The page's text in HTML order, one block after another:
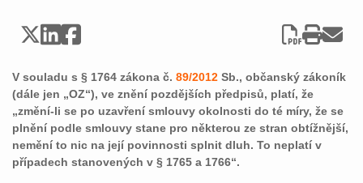
V souladu s § 1764 zákona č. 89/2012 Sb., občanský zákoník
(dále jen „OZ“), ve znění pozdějších předpisů, platí, že
„změní-li se po uzavření smlouvy okolnosti do té míry, že se
plnění podle smlouvy stane pro některou ze stran obtížnější,
nemění to nic na její povinnosti splnit dluh. To neplatí v
případech stanovených v § 1765 a 1766“.